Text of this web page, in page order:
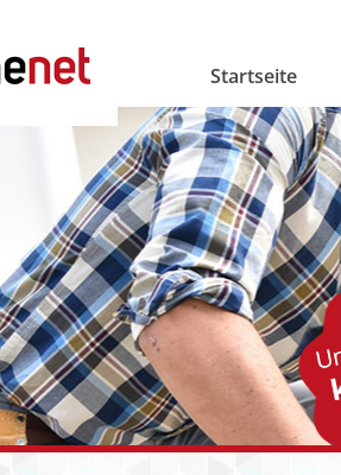
Startseite